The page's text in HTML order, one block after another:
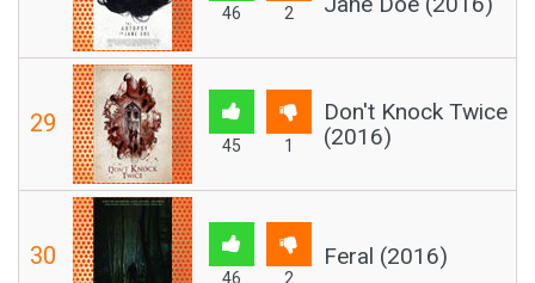
46 2
29
45 1
Don't Knock Twice
(2016)
30
46 2
Feral (2016)